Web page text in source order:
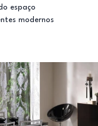
espaço
modernos